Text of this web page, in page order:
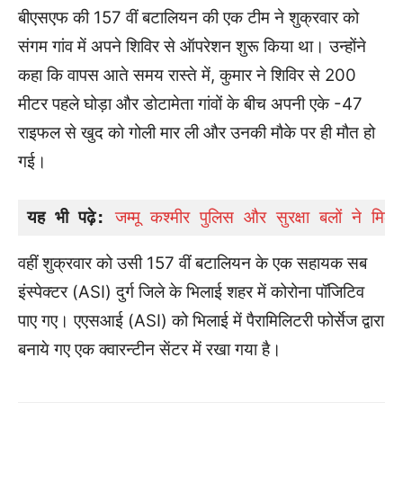
बीएसएफ की 157 वीं बटालियन की एक टीम ने शुक्रवार को
संगम गांव में अपने शिविर से ऑपरेशन शुरू किया था। उन्होंने
कहा कि वापस आते समय रास्ते में, कुमार ने शिविर से 200
मीटर पहले घोड़ा और डोटामेता गांवों के बीच अपनी एके -47
राइफल से खुद को गोली मार ली और उनकी मौके पर ही मौत हो
गई।
यह भी पढ़े: जम्मू कश्मीर पुलिस और सुरक्षा बलों ने
वहीं शुक्रवार को उसी 157 वीं बटालियन के एक सहायक सब
इंस्पेक्टर (ASI) दुर्ग जिले के भिलाई शहर में कोरोना पॉजिटिव
पाए गए। एएसआई (ASI) को भिलाई में पैरामिलिटरी फोर्सेज द्वारा
बनाये गए एक क्वारन्टीन सेंटर में रखा गया है।